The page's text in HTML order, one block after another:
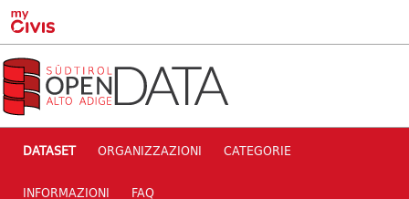
Skip to main content
DATASET ORGANIZZAZIONI CATEGORIE
INFORMAZIONI FAQ